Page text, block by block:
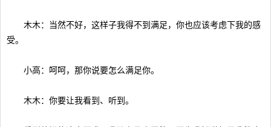
木木：当然不好，这样子我得不到满足，你也应该考虑下我的感
受。
小高：呵呵，那你说要怎么满足你。
木木：你要让我看到、听到。